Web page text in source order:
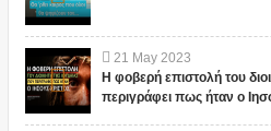
21 May 2023
Η φοβερή επιστολή του
περιγράφει πως ήταν ο